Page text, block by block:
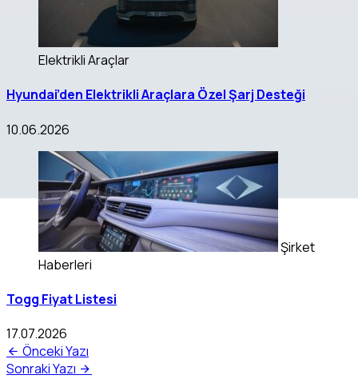
Elektrikli Araçlar
Hyundai’den Elektrikli Araçlara Özel Şarj Desteği
10.06.2026
Şirket
Haberleri
Togg Fiyat Listesi
17.07.2026
Önceki Yazı
Sonraki Yazı